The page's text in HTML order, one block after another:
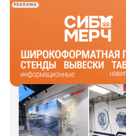
РЕКЛАМА